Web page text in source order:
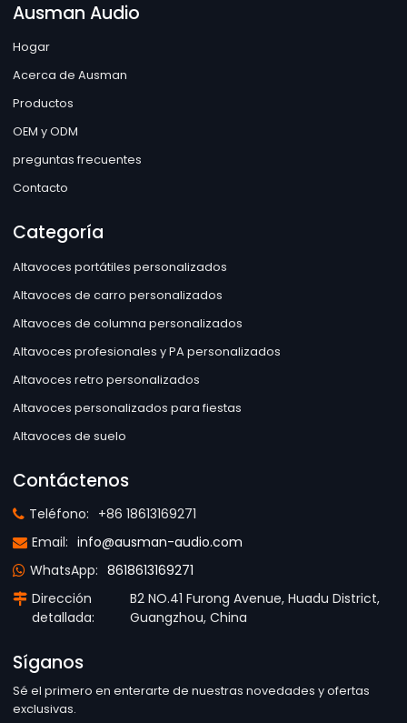
Ausman Audio
Hogar
Acerca de Ausman
Productos
OEM y ODM
preguntas frecuentes
Contacto
Categoría
Altavoces portátiles personalizados
Altavoces de carro personalizados
Altavoces de columna personalizados
Altavoces profesionales y PA personalizados
Altavoces retro personalizados
Altavoces personalizados para fiestas
Altavoces de suelo
Contáctenos
Teléfono: +86 18613169271
Email: info@ausman-audio.com
WhatsApp: 8618613169271
Dirección
detallada:
B2 NO.41 Furong Avenue, Huadu District,
Guangzhou, China
Síganos
Sé el primero en enterarte de nuestras novedades y ofertas
exclusivas.